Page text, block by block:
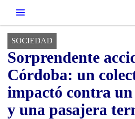
SOCIEDAD
Sorprendente
Córdoba: un
impactó contra
y una pasajera